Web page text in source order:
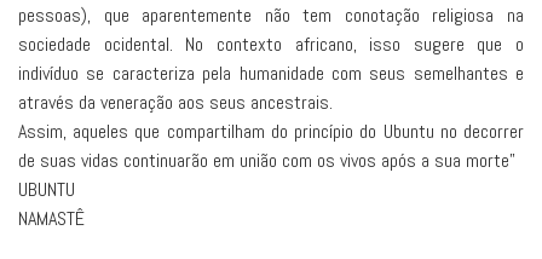
pessoas), que aparentemente não tem conotação religiosa na
sociedade ocidental. No contexto africano, isso sugere que o
indivíduo se caracteriza pela humanidade com seus semelhantes e
através da veneração aos seus ancestrais.
Assim, aqueles que compartilham do princípio do Ubuntu no decorrer
de suas vidas continuarão em união com os vivos após a sua morte”
UBUNTU
NAMASTÊ